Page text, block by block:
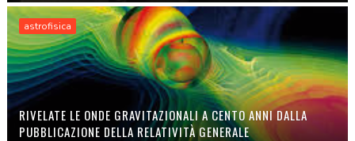
astrofisica
RIVELATE LE ONDE GRAVITAZIONALI A CENTO ANNI DALLA
PUBBLICAZIONE DELLA RELATIVITÀ GENERALE